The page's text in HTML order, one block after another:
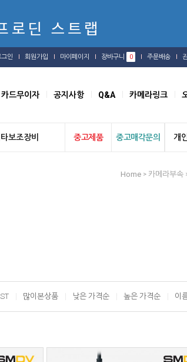
인 회원가입 마이페이지 장바구니 0 주문배송
카드무이자 공지사항 Q&A 카메라링크
보조장비 중고제품 중고매각문의 개
Home > 카메라부속
많이본상품 낮은 가격순 높은 가격순 이